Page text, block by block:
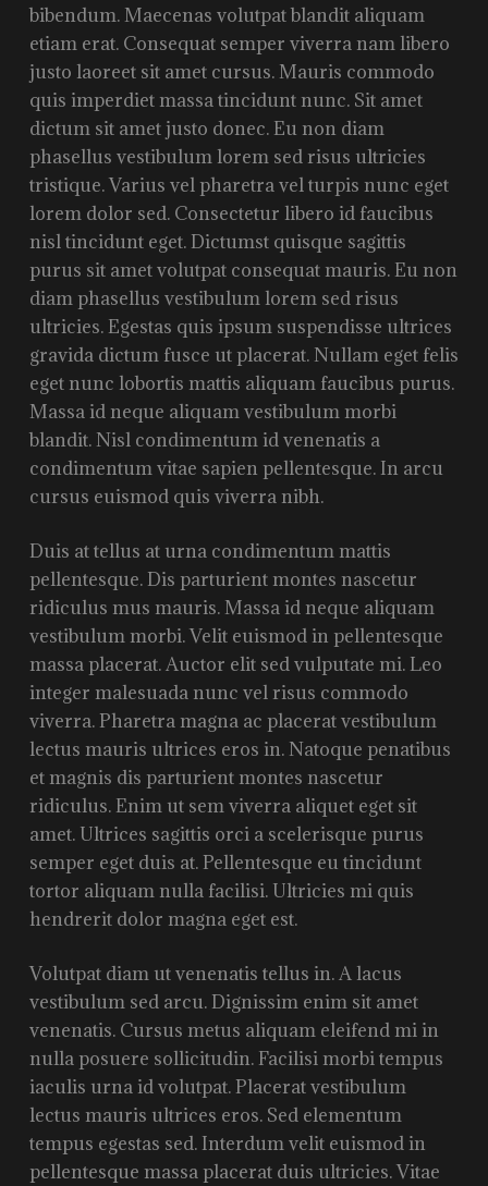
bibendum. Maecenas volutpat blandit aliquam
etiam erat. Consequat semper viverra nam libero
justo laoreet sit amet cursus. Mauris commodo
quis imperdiet massa tincidunt nunc. Sit amet
dictum sit amet justo donec. Eu non diam
phasellus vestibulum lorem sed risus ultricies
tristique. Varius vel pharetra vel turpis nunc eget
lorem dolor sed. Consectetur libero id faucibus
nisl tincidunt eget. Dictumst quisque sagittis
purus sit amet volutpat consequat mauris. Eu non
diam phasellus vestibulum lorem sed risus
ultricies. Egestas quis ipsum suspendisse ultrices
gravida dictum fusce ut placerat. Nullam eget felis
eget nunc lobortis mattis aliquam faucibus purus.
Massa id neque aliquam vestibulum morbi
blandit. Nisl condimentum id venenatis a
condimentum vitae sapien pellentesque. In arcu
cursus euismod quis viverra nibh.
Duis at tellus at urna condimentum mattis
pellentesque. Dis parturient montes nascetur
ridiculus mus mauris. Massa id neque aliquam
vestibulum morbi. Velit euismod in pellentesque
massa placerat. Auctor elit sed vulputate mi. Leo
integer malesuada nunc vel risus commodo
viverra. Pharetra magna ac placerat vestibulum
lectus mauris ultrices eros in. Natoque penatibus
et magnis dis parturient montes nascetur
ridiculus. Enim ut sem viverra aliquet eget sit
amet. Ultrices sagittis orci a scelerisque purus
semper eget duis at. Pellentesque eu tincidunt
tortor aliquam nulla facilisi. Ultricies mi quis
hendrerit dolor magna eget est.
Volutpat diam ut venenatis tellus in. A lacus
vestibulum sed arcu. Dignissim enim sit amet
venenatis. Cursus metus aliquam eleifend mi in
nulla posuere sollicitudin. Facilisi morbi tempus
iaculis urna id volutpat. Placerat vestibulum
lectus mauris ultrices eros. Sed elementum
tempus egestas sed. Interdum velit euismod in
pellentesque massa placerat duis ultricies. Vitae